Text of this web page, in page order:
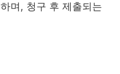
며, 청구 후 제출되는